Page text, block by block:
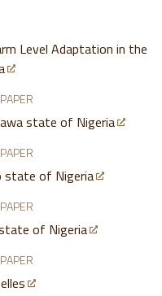
Level Adaptation in the
state of Nigeria
state of Nigeria
of Nigeria